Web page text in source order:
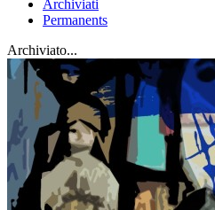
Archiviati
Permanents
Archiviato...